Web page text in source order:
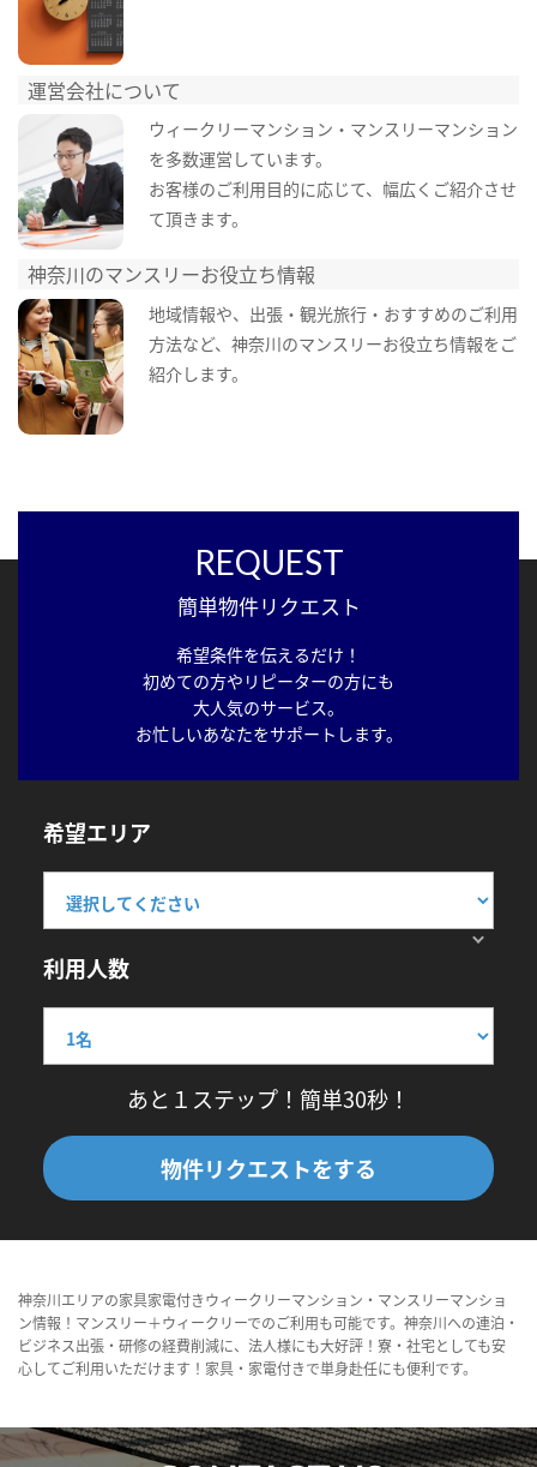
運営会社について
ウィークリーマンション・マンスリーマンション
を多数運営しています。
お客様のご利用目的に応じて、幅広くご紹介させ
て頂きます。
神奈川のマンスリーお役立ち情報
地域情報や、出張・観光旅行・おすすめのご利用
方法など、神奈川のマンスリーお役立ち情報をご
紹介します。
REQUEST
簡単物件リクエスト
希望条件を伝えるだけ！
初めての方やリピーターの方にも
大人気のサービス。
お忙しいあなたをサポートします。
希望エリア
利用人数
あと１ステップ！簡単30秒！
物件リクエストをする
神奈川エリアの家具家電付きウィークリーマンション・マンスリーマンショ
ン情報！マンスリー＋ウィークリーでのご利用も可能です。神奈川への連泊・
ビジネス出張・研修の経費削減に、法人様にも大好評！寮・社宅としても安
心してご利用いただけます！家具・家電付きで単身赴任にも便利です。